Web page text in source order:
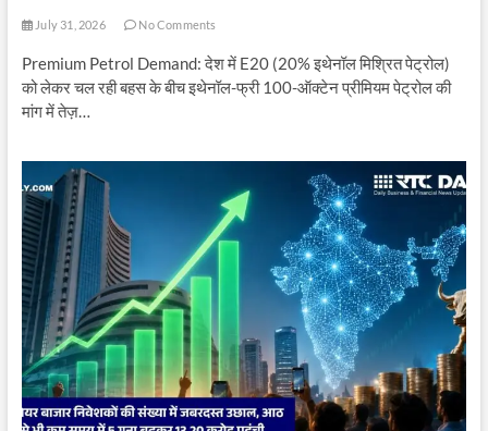
July 31, 2026 No Comments
Premium Petrol Demand: देश में E20 (20% इथेनॉल मिश्रित पेट्रोल)
को लेकर चल रही बहस के बीच इथेनॉल-फ्री 100-ऑक्टेन प्रीमियम पेट्रोल की
मांग में तेज़…